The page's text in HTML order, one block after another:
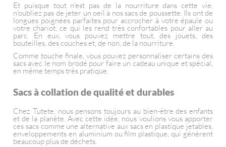
Et puisque tout n'est pas de la nourriture dans cette vie,
n'oubliez pas de jeter un oeil à nos sacs de poussette. Ils ont de
longues poignées parfaites pour accrocher à votre épaule ou
votre chariot, ce qui les rend très confortables pour aller au
parc. En eux, vous pouvez mettre tout, des jouets, des
bouteilles, des couches et, de non, de la nourriture.
Comme touche finale, vous pouvez personnaliser certains des
sacs avec le nom brodé pour faire un cadeau unique et spécial,
en même temps très pratique.
Sacs à collation de qualité et durables
Chez Tutete, nous pensons toujours au bien-être des enfants
et de la planète. Avec cette idée, nous voulions vous apporter
ces sacs comme une alternative aux sacs en plastique jetables,
enveloppements en aluminium ou film plastique, qui génèrent
beaucoup plus de déchets.